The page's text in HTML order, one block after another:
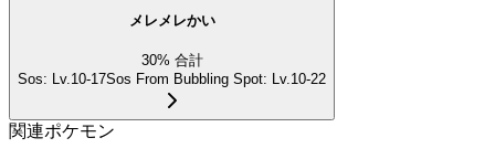
メレメレかい
30% 合計
Sos: Lv.10-17Sos From Bubbling Spot: Lv.10-22
関連ポケモン